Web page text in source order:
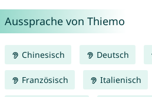
Aussprache von Thiemo
Chinesisch Deutsch
Französisch Italienisch